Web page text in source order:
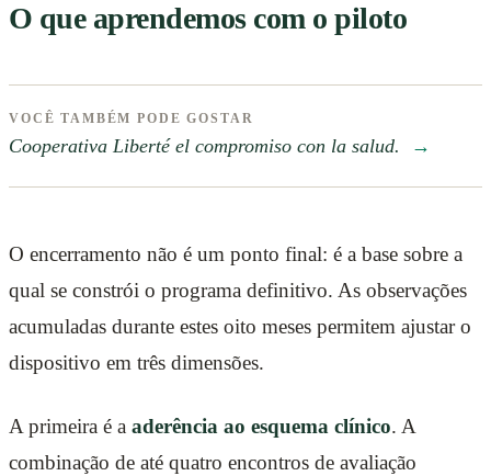
O que aprendemos com o piloto
VOCÊ TAMBÉM PODE GOSTAR
Cooperativa Liberté el compromiso con la salud. →
O encerramento não é um ponto final: é a base sobre a
qual se constrói o programa definitivo. As observações
acumuladas durante estes oito meses permitem ajustar o
dispositivo em três dimensões.
A primeira é a aderência ao esquema clínico. A
combinação de até quatro encontros de avaliação